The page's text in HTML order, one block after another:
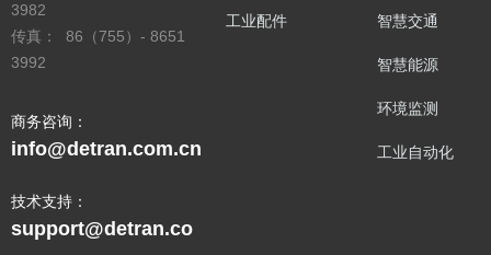
3982
传真： 86（755）- 8651
3992
商务咨询：
info@detran.com.cn
技术支持：
support@detran.co
工业配件 智慧交通
智慧能源
环境监测
工业自动化